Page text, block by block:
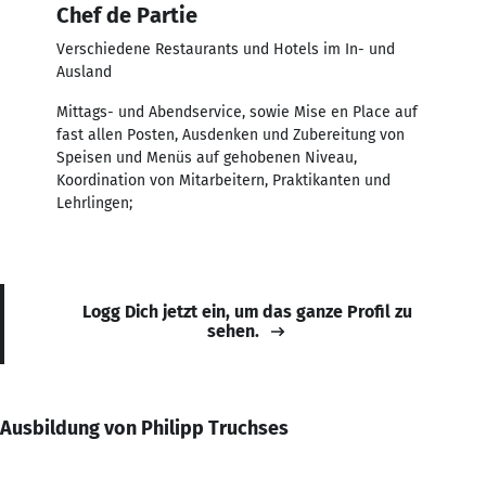
Chef de Partie
Verschiedene Restaurants und Hotels im In- und
Ausland
Mittags- und Abendservice, sowie Mise en Place auf
fast allen Posten, Ausdenken und Zubereitung von
Speisen und Menüs auf gehobenen Niveau,
Koordination von Mitarbeitern, Praktikanten und
Lehrlingen;
Logg Dich jetzt ein, um das ganze Profil zu
sehen.
Ausbildung von Philipp Truchses